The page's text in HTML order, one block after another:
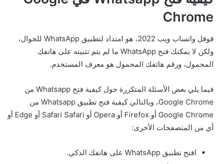
Chrome
قوقل واتساب ويب 2022، هو امتداد لتطبيق WhatsApp للجوال،
ولكن لا يمكنك فتح WhatsApp ما لم يتم تثبيته على هاتفك
المحمول، ورقم هاتفك المحمول هو معرف المستخدم.
فيما يلي بعض الأسئلة المتكررة حول كيفية فتح Whatsapp من
Google Chrome، وبالتالي كيفية فتح تطبيق Whatsapp من
Google Chrome أو Firefox أو Opera أو Safari Safari أو Edge أو
أي من المتصفحات الأخرى:
افتح تطبيق WhatsApp على هاتفك الذكي.